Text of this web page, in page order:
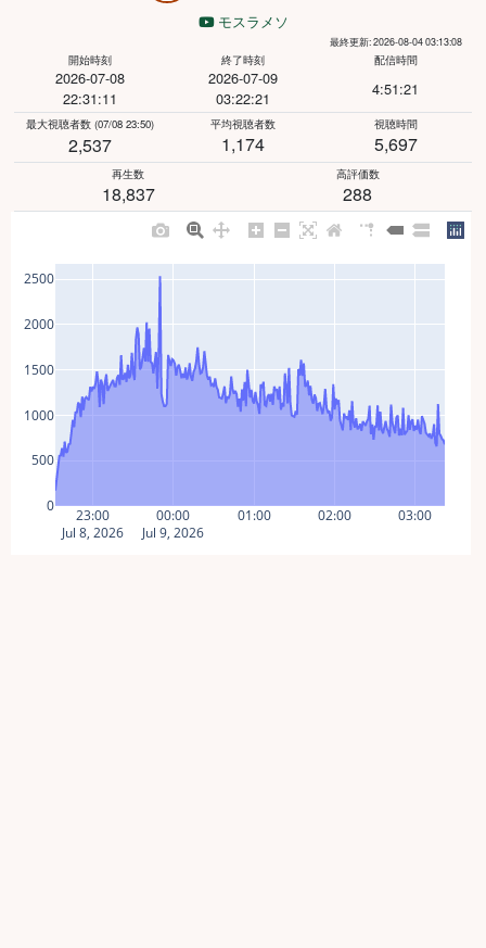
モスラメソ
最終更新: 2026-08-04 03:13:08
開始時刻
2026-07-08
22:31:11
終了時刻
2026-07-09
03:22:21
配信時間
4:51:21
最大視聴者数 (07/08 23:50)
2,537
平均視聴者数
1,174
視聴時間
5,697
再生数
18,837
高評価数
288
23:00
Jul 8, 2026
00:00
Jul 9, 2026
01:00 02:00 03:00
0
500
1000
1500
2000
2500